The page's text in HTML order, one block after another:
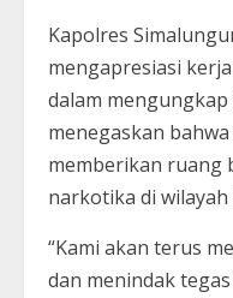
Kapolres
mengapresiasi
dalam
menegaskan
memberikan ruang
narkotika di
“Kami akan terus
dan menindak